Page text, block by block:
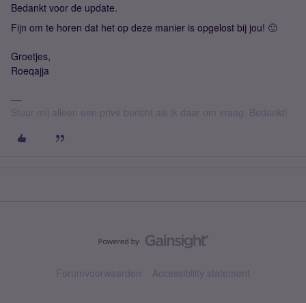
Bedankt voor de update.
Fijn om te horen dat het op deze manier is opgelost bij jou! 🙂
Groetjes,
Roeqajja
Stuur mij alleen een privé bericht als ik daar om vraag. Bedankt!
Forumvoorwaarden Accessibility statement